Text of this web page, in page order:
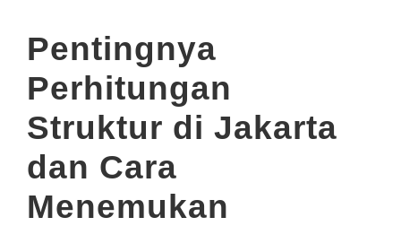
Pentingnya
Perhitungan
Struktur di Jakarta
dan Cara
Menemukan